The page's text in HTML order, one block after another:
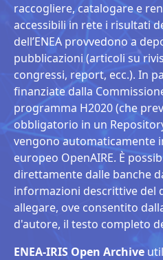
raccogliere, catalogare e
accessibili in rete i risultati
dell’ENEA provvedono a
pubblicazioni (articoli su
congressi, report, ecc.). In
finanziate dalla
programma H2020 (che
obbligatorio in un
vengono automaticamente
europeo OpenAIRE. È
direttamente dalle banche
informazioni descrittive del
allegare, ove consentito
d'autore, il testo completo
ENEA-IRIS Open Archive